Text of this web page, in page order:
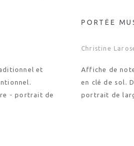
et
- portrait de
PORTÉE
Christine
Affiche de
en clé de sol.
portrait de